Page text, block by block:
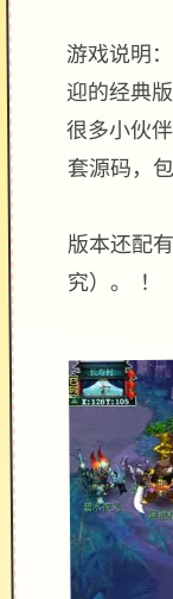
游戏说明
迎的经典
很多小伙
套源码，
版本还配
究）。 ！